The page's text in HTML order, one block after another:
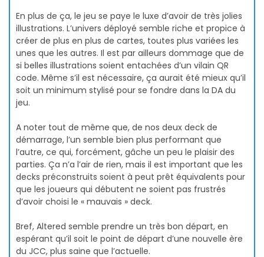
En plus de ça, le jeu se paye le luxe d’avoir de très jolies
illustrations. L’univers déployé semble riche et propice à
créer de plus en plus de cartes, toutes plus variées les
unes que les autres. Il est par ailleurs dommage que de
si belles illustrations soient entachées d’un vilain QR
code. Même s’il est nécessaire, ça aurait été mieux qu’il
soit un minimum stylisé pour se fondre dans la DA du
jeu.
A noter tout de même que, de nos deux deck de
démarrage, l’un semble bien plus performant que
l’autre, ce qui, forcément, gâche un peu le plaisir des
parties. Ça n’a l’air de rien, mais il est important que les
decks préconstruits soient à peut prêt équivalents pour
que les joueurs qui débutent ne soient pas frustrés
d’avoir choisi le « mauvais » deck.
Bref, Altered semble prendre un très bon départ, en
espérant qu’il soit le point de départ d’une nouvelle ère
du JCC, plus saine que l’actuelle.